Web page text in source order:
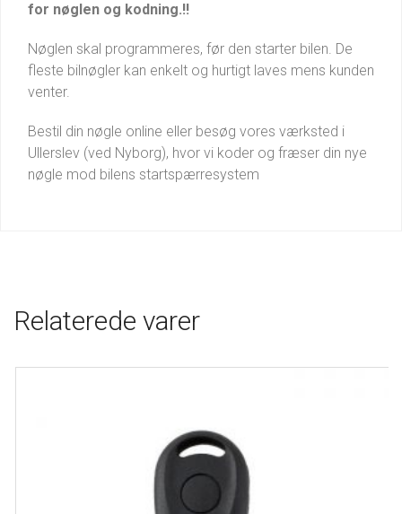
for nøglen og kodning.!!
Nøglen skal programmeres, før den starter bilen. De
fleste bilnøgler kan enkelt og hurtigt laves mens kunden
venter.
Bestil din nøgle online eller besøg vores værksted i
Ullerslev (ved Nyborg), hvor vi koder og fræser din nye
nøgle mod bilens startspærresystem
Relaterede varer